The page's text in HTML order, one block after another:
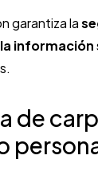
garantiza la
información
de